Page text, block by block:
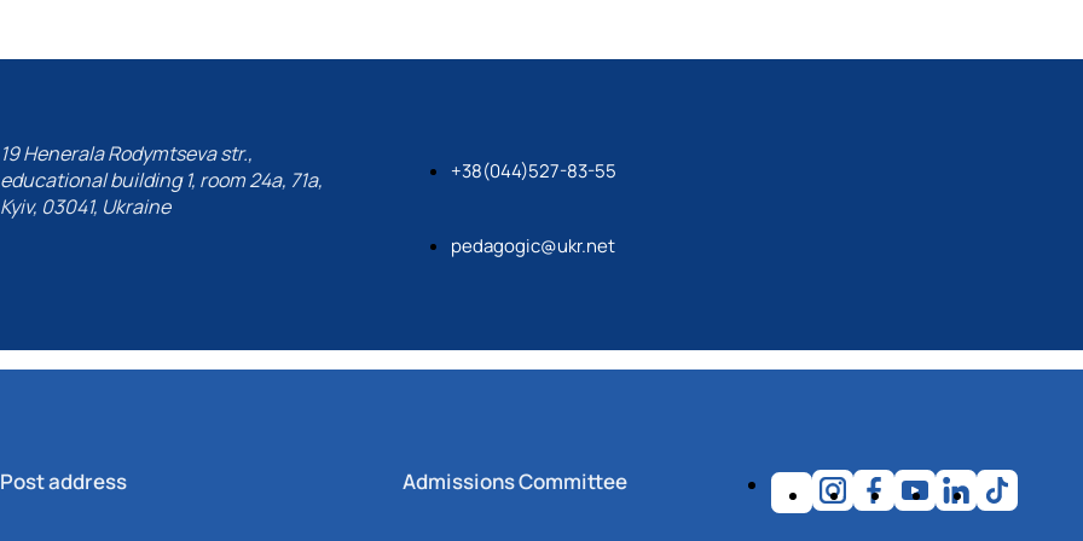
19 Henerala Rodymtseva str.,
educational building 1, room 24a, 71a,
Kyiv, 03041, Ukraine
+38(044)527-83-55
pedagogic@ukr.net
Post address Admissions Committee